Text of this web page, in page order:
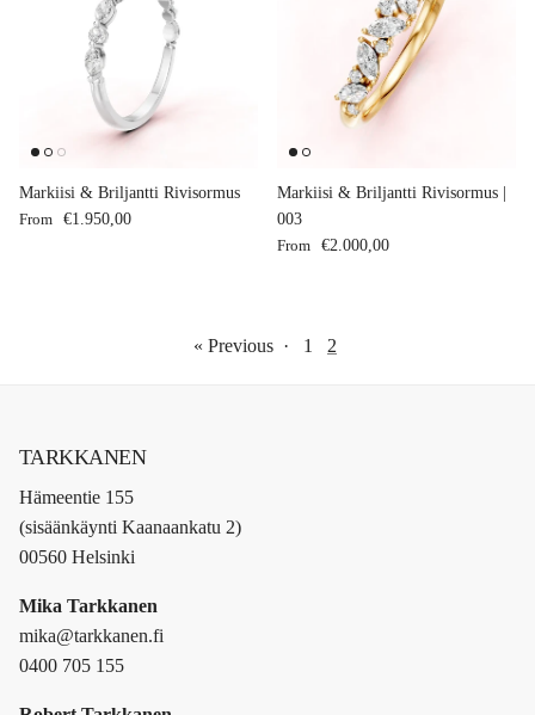
Markiisi & Briljantti Rivisormus
Regular price
From €1.950,00
Markiisi & Briljantti Rivisormus |
003
Regular price
From €2.000,00
« Previous · 1 2
TARKKANEN
Hämeentie 155
(sisäänkäynti Kaanaankatu 2)
00560 Helsinki
Mika Tarkkanen
mika@tarkkanen.fi
0400 705 155